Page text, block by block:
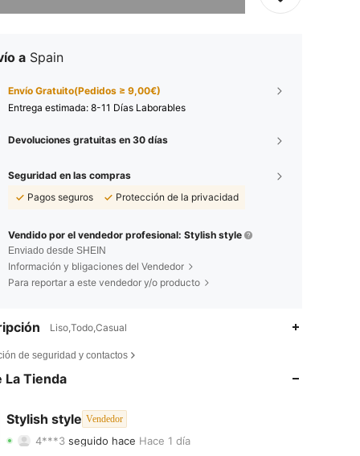
a Spain
Envío Gratuito(Pedidos ≥ 9,00€)
Entrega estimada: 8-11 Días Laborables
Devoluciones gratuitas en 30 días
Seguridad en las compras
Pagos seguros
Protección de la privacidad
Vendido por el vendedor profesional: Stylish style
Enviado desde SHEIN
Información y bligaciones del Vendedor
Para reportar a este vendedor y/o producto
Liso,Todo,Casual
de seguridad y contactos
La Tienda
Stylish style Vendedor
4,84 211
4,84
211
4,84 Calificación 211Artículos 1.7K